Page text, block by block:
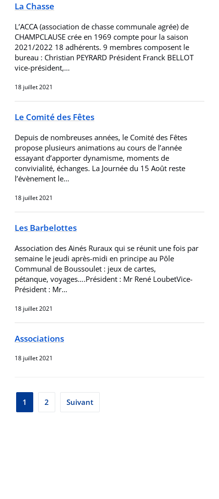
La Chasse
L’ACCA (association de chasse communale agrée) de
CHAMPCLAUSE crée en 1969 compte pour la saison
2021/2022 18 adhérents. 9 membres composent le
bureau : Christian PEYRARD Président Franck BELLOT
vice-président,…
18 juillet 2021
Le Comité des Fêtes
Depuis de nombreuses années, le Comité des Fêtes
propose plusieurs animations au cours de l’année
essayant d’apporter dynamisme, moments de
convivialité, échanges. La Journée du 15 Août reste
l’évènement le…
18 juillet 2021
Les Barbelottes
Association des Ainés Ruraux qui se réunit une fois par
semaine le jeudi après-midi en principe au Pôle
Communal de Boussoulet : jeux de cartes,
pétanque, voyages….Président : Mr René LoubetVice-
Président : Mr…
18 juillet 2021
Associations
18 juillet 2021
Pagination
1 2 Suivant